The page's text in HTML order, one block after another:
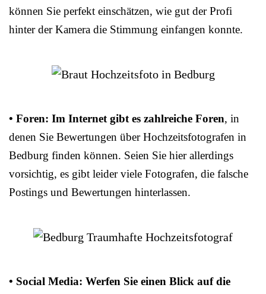
können Sie perfekt einschätzen, wie gut der Profi
hinter der Kamera die Stimmung einfangen konnte.
• Foren: Im Internet gibt es zahlreiche Foren, in
denen Sie Bewertungen über Hochzeitsfotografen in
Bedburg finden können. Seien Sie hier allerdings
vorsichtig, es gibt leider viele Fotografen, die falsche
Postings und Bewertungen hinterlassen.
• Social Media: Werfen Sie einen Blick auf die